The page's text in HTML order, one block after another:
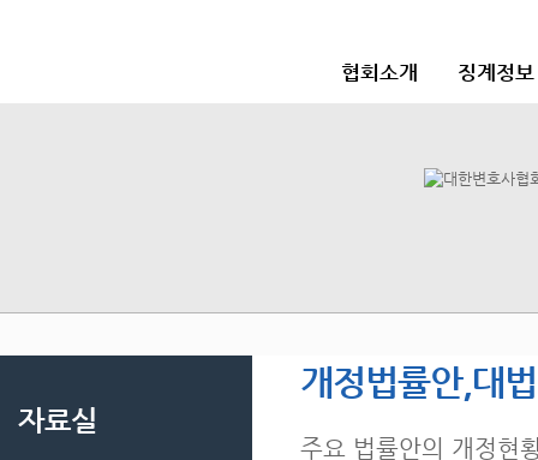
협회소개 징계정
자료실
개정법률안,대
주요 법률안의 개정현